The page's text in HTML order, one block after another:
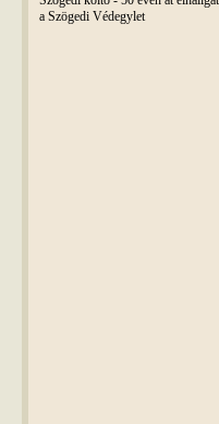
a Szögedi Védegylet